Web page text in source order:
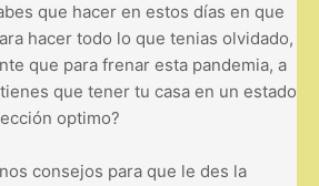
que hacer en estos días en que
hacer todo lo que tenias olvidado,
que para frenar esta pandemia, a
que tener tu casa en un estado
optimo?
consejos para que le des la